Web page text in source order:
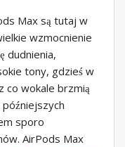
Max są tutaj w
wzmocnienie
dudnienia,
tony, gdzieś w
co wokale brzmią
sporo
AirPods Max